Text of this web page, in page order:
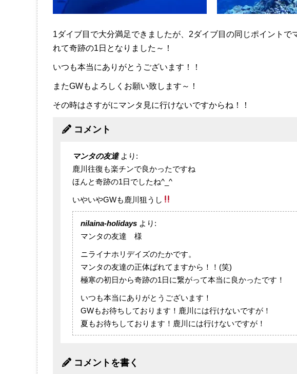
1ダイブ目で大分満足できましたが、2ダイブ目の同じポイントで
れて奇跡の1日となりました～！
いつも本当にありがとうございます！！
またGWもよろしくお願い致します～！
その時はさすがにマンタ見に行けないですからね！！
コメント
マンタの友達 より:
鹿川往復も楽チンで良かったですね
ほんと奇跡の1日でしたね^_^
いやいやGWも鹿川狙うし
nilaina-holidays より:
マンタの友達 様
ニライナホリデイズのたかです。
マンタの友達の正体ばれてますから！！(笑)
極寒の初日から奇跡の1日に繋がって本当に良かったです！
いつも本当にありがとうございます！
GWもお待ちしております！鹿川には行けないですが！
夏もお待ちしております！鹿川には行けないですが！
コメントを書く